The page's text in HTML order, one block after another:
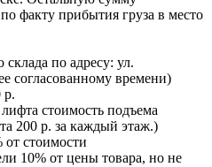
факту прибытия груза в место
склада по адресу: ул.
согласованному времени)
р.
стоимость подъема
200 р. за каждый этаж.)
от стоимости
10% от цены товара, но не